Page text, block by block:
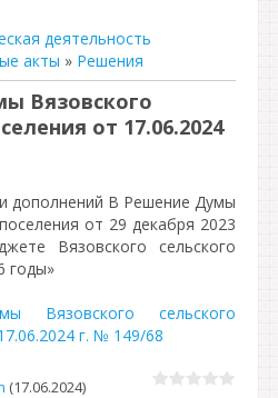
деятельность
акты » Решения
Вязовского
от 17.06.2024
дополнений В Решение Думы
от 29 декабря 2023
Вязовского сельского
годы»
Вязовского сельского
г. № 149/68
(17.06.2024)